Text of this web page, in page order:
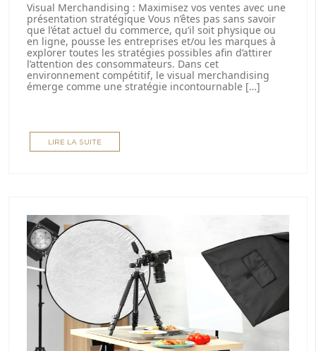
Visual Merchandising : Maximisez vos ventes avec une
présentation stratégique Vous n’êtes pas sans savoir
que l’état actuel du commerce, qu’il soit physique ou
en ligne, pousse les entreprises et/ou les marques à
explorer toutes les stratégies possibles afin d’attirer
l’attention des consommateurs. Dans cet
environnement compétitif, le visual merchandising
émerge comme une stratégie incontournable […]
LIRE LA SUITE